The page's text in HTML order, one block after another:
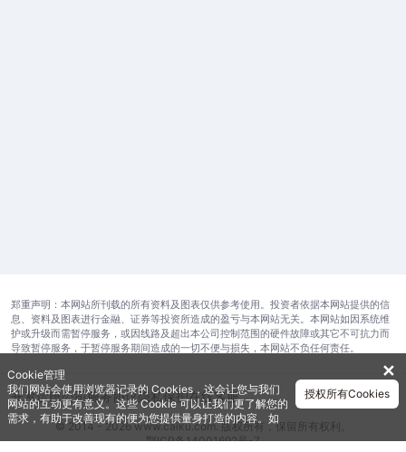
郑重声明：本网站所刊载的所有资料及图表仅供参考使用。投资者依据本网站提供的信
息、资料及图表进行金融、证券等投资所造成的盈亏与本网站无关。本网站如因系统维
护或升级而需暂停服务，或因线路及超出本公司控制范围的硬件故障或其它不可抗力而
导致暂停服务，于暂停服务期间造成的一切不便与损失，本网站不负任何责任。
开发运维公司服务协议隐私保护在线客服
© 2014 - 2026 www.caiku.com. 版权所有，保留所有权利。
鄂ICP备14001692号-7
✕
Cookie管理
我们网站会使用浏览器记录的 Cookies，这会让您与我们
网站的互动更有意义。这些 Cookie 可以让我们更了解您的
需求，有助于改善现有的便为您提供量身打造的内容。如
需获取更多有关我们使用的各种 Cookies 的信息，请查阅
授权所有Cookies